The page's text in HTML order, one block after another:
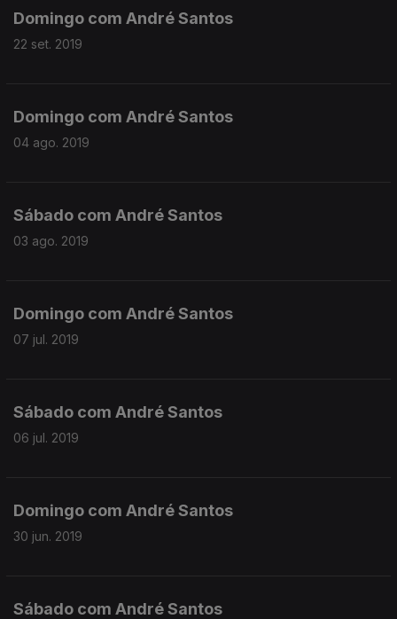
Domingo com André Santos
22 set. 2019
Domingo com André Santos
04 ago. 2019
Sábado com André Santos
03 ago. 2019
Domingo com André Santos
07 jul. 2019
Sábado com André Santos
06 jul. 2019
Domingo com André Santos
30 jun. 2019
Sábado com André Santos